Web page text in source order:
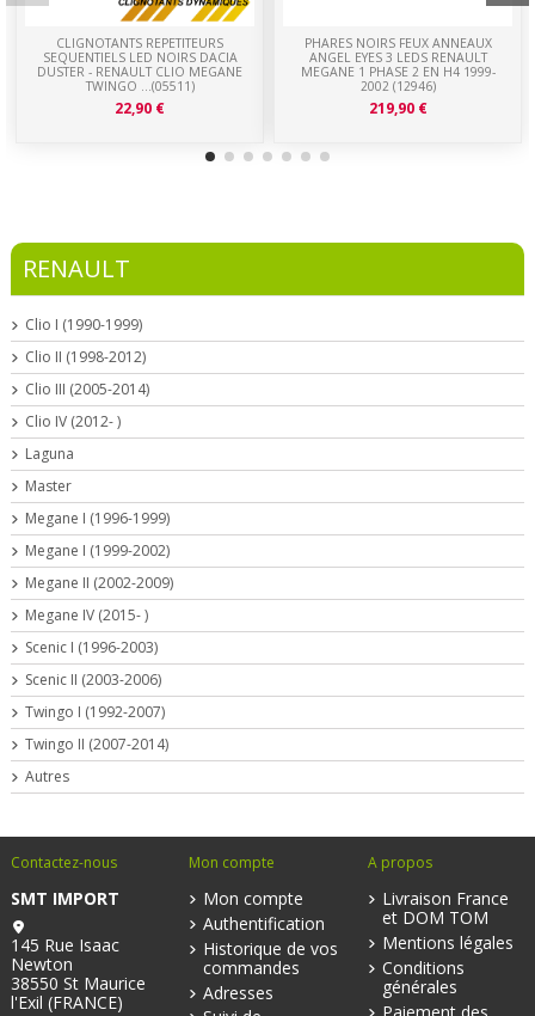
CLIGNOTANTS REPETITEURS
SEQUENTIELS LED NOIRS DACIA
DUSTER - RENAULT CLIO MEGANE
TWINGO ...(05511)
22,90 €
PHARES NOIRS FEUX ANNEAUX
ANGEL EYES 3 LEDS RENAULT
MEGANE 1 PHASE 2 EN H4 1999-
2002 (12946)
219,90 €
RENAULT
Clio I (1990-1999)
Clio II (1998-2012)
Clio III (2005-2014)
Clio IV (2012- )
Laguna
Master
Megane I (1996-1999)
Megane I (1999-2002)
Megane II (2002-2009)
Megane IV (2015- )
Scenic I (1996-2003)
Scenic II (2003-2006)
Twingo I (1992-2007)
Twingo II (2007-2014)
Autres
Contactez-nous
SMT IMPORT
145 Rue Isaac
Newton
38550 St Maurice
l'Exil (FRANCE)
Mon compte
Mon compte
Authentification
Historique de vos
commandes
Adresses
A propos
Livraison France
et DOM TOM
Mentions légales
Conditions
générales
Paiement des